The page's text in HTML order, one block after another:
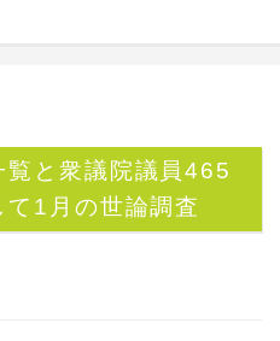
と衆議院議員465
て1月の世論調査